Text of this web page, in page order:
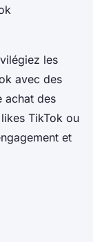
les
avec des
achat des
TikTok ou
et